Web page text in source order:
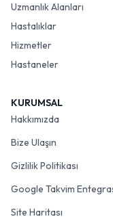
Uzmanlık Alanları
Hastalıklar
Hizmetler
Hastaneler
KURUMSAL
Hakkımızda
Bize Ulaşın
Gizlilik Politikası
Google Takvim
Site Haritası